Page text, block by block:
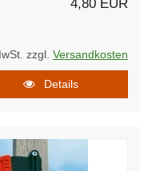
4,80 EUR
zzgl. Versandkosten
Details